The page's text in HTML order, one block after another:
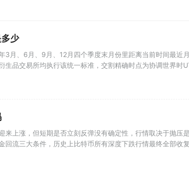
少
3月、6月、9月、12月四个季度末月份里距离当前时间最近
生品交易所均执行该统一标准，交割精确时点为协调世界时
来上涨，但短期是否立刻反弹没有确定性，行情取决于抛压
回流三大条件，历史上比特币所有深度下跌行情最终全部收